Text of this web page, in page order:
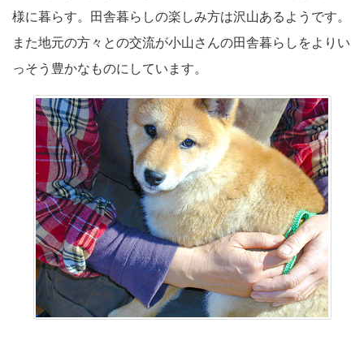
様に暮らす。田舎暮らしの楽しみ方は沢山あるようです。
また地元の方々との交流が小山さんの田舎暮らしをよりい
っそう豊かなものにしています。